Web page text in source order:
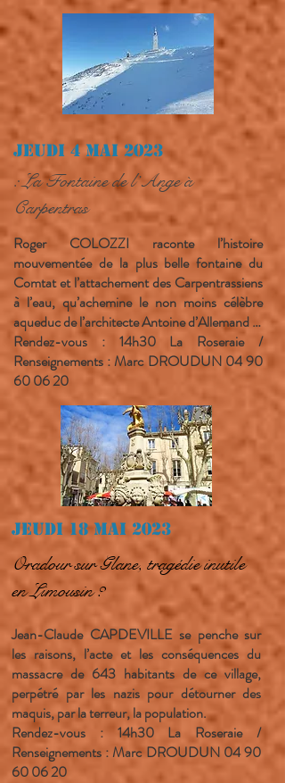
Jeudi 4 mai 2023
: La Fontaine de l’Ange à
Carpentras
Roger COLOZZI raconte l’histoire
mouvementée de la plus belle fontaine du
Comtat et l’attachement des Carpentrassiens
à l’eau, qu’achemine le non moins célèbre
aqueduc de l’architecte Antoine d’Allemand …
Rendez-vous : 14h30 La Roseraie /
Renseignements : Marc DROUDUN 04 90
60 06 20
Jeudi 18 mai 2023
Oradour sur Glane, tragédie inutile
en Limousin ?
Jean-Claude CAPDEVILLE se penche sur
les raisons, l’acte et les conséquences du
massacre de 643 habitants de ce village,
perpétré par les nazis pour détourner des
maquis, par la terreur, la population.
Rendez-vous : 14h30 La Roseraie /
Renseignements : Marc DROUDUN 04 90
60 06 20